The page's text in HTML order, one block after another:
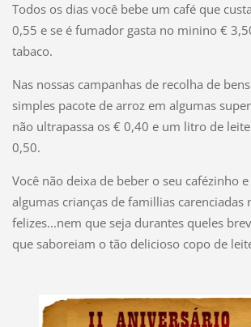
Todos os dias você bebe um café que
0,55 e se é fumador gasta no minino €
tabaco.
Nas nossas campanhas de recolha de
simples pacote de arroz em algumas
não ultrapassa os € 0,40 e um litro de
0,50.
Você não deixa de beber o seu cafézinho
algumas crianças de famillias carenciadas
felizes...nem que seja durantes queles
que saboreiam o tão delicioso copo de